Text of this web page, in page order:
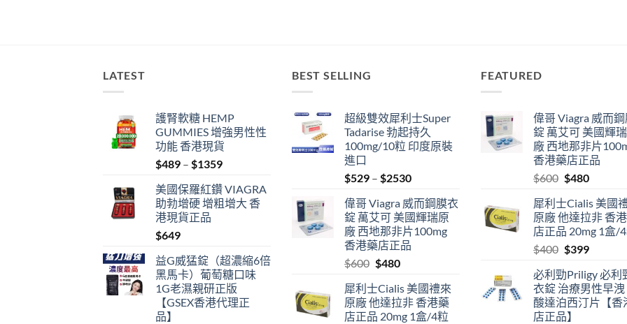
LATEST
護腎軟糖 HEMP
GUMMIES 增強男性性
功能 香港現貨
$489 – $1359Price
$489
through
美國保羅紅鑽 VIAGRA
助勃增硬 增粗增大 香
港現貨正品
$649
益G威猛錠（超濃縮6倍
黑馬卡）葡萄糖口味
1G老濕親研正版
【GSEX香港代理正
品】
BEST SELLING
超級雙效犀利士Super
Tadarise 勃起持久
100mg/10粒 印度原裝
進口
$529 – $2530Price
$529
through
$2530
偉哥 Viagra 威而鋼膜衣
錠 萬艾可 美國輝瑞原
廠 西地那非片100mg
香港藥店正品
$600 Original
was:
$600.
$480Current
is:
$480.
犀利士Cialis 美國禮來
原廠 他達拉非 香港藥
店正品 20mg 1盒/4粒
FEATURED
偉哥 Viagra 威而
錠 萬艾可 美國輝
廠 西地那非片
香港藥店正品
$600 Original
was:
$600.
$480Current
is:
$480.
犀利士Cialis 美國
原廠 他達拉非 香
店正品 20mg 1盒/
$400 Original
was:
$400.
$399Current
is:
$399.
必利勁Priligy 必利
衣錠 治療男性早洩
酸達泊西汀片【香
店正品】